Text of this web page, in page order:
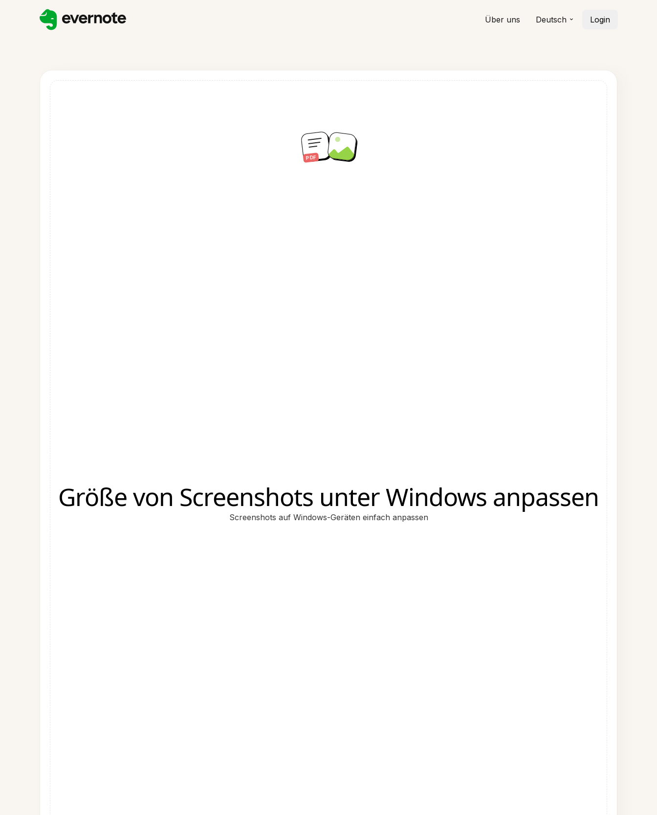
Über uns Deutsch Login
Größe von Screenshots unter Windows anpassen
Screenshots auf Windows-Geräten einfach anpassen